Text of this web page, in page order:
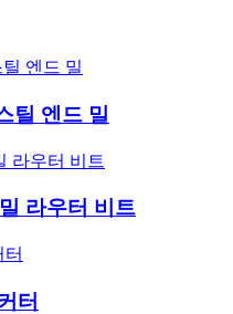
틸 엔드 밀
라우터 비트
터